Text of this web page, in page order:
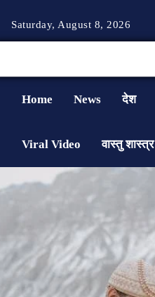
Saturday, August 8, 2026
Home News देश
Viral Video वास्तु शास्त्र